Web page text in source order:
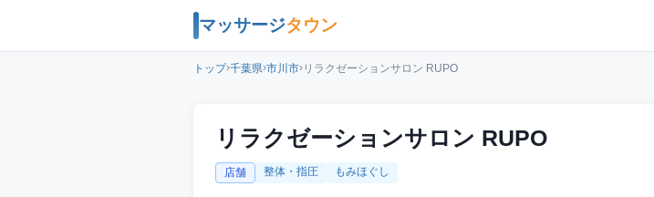
マッサージタウン
トップ›千葉県›市川市› リラクゼーションサロン RUPO
リラクゼーションサロン RUPO
店舗 整体・指圧 もみほぐし